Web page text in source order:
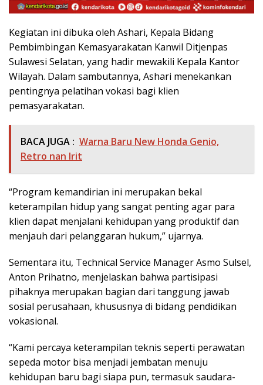
Kegiatan ini dibuka oleh Ashari, Kepala Bidang
Pembimbingan Kemasyarakatan Kanwil Ditjenpas
Sulawesi Selatan, yang hadir mewakili Kepala Kantor
Wilayah. Dalam sambutannya, Ashari menekankan
pentingnya pelatihan vokasi bagi klien
pemasyarakatan.
BACA JUGA : Warna Baru New Honda Genio,
Retro nan Irit
“Program kemandirian ini merupakan bekal
keterampilan hidup yang sangat penting agar para
klien dapat menjalani kehidupan yang produktif dan
menjauh dari pelanggaran hukum,” ujarnya.
Sementara itu, Technical Service Manager Asmo Sulsel,
Anton Prihatno, menjelaskan bahwa partisipasi
pihaknya merupakan bagian dari tanggung jawab
sosial perusahaan, khususnya di bidang pendidikan
vokasional.
“Kami percaya keterampilan teknis seperti perawatan
sepeda motor bisa menjadi jembatan menuju
kehidupan baru bagi siapa pun, termasuk saudara-